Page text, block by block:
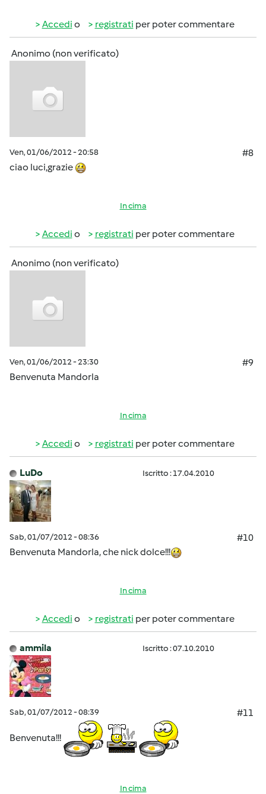
Accedi o registrati per poter commentare
Anonimo (non verificato)
Ven, 01/06/2012 - 20:58
#8
ciao luci,grazie
In cima
Accedi o registrati per poter commentare
Anonimo (non verificato)
Ven, 01/06/2012 - 23:30
#9
Benvenuta Mandorla
In cima
Accedi o registrati per poter commentare
LuDo Iscritto : 17.04.2010
Sab, 01/07/2012 - 08:36
#10
Benvenuta Mandorla, che nick dolce!!!
In cima
Accedi o registrati per poter commentare
ammila Iscritto : 07.10.2010
Sab, 01/07/2012 - 08:39 #11
Benvenuta!!!
In cima